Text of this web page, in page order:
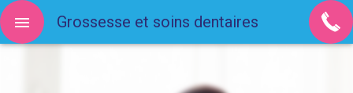
Grossesse et soins dentaires